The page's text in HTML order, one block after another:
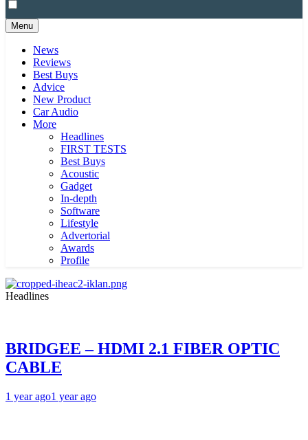
Menu
News
Reviews
Best Buys
Advice
New Product
Car Audio
More
Headlines
FIRST TESTS
Best Buys
Acoustic
Gadget
In-depth
Software
Lifestyle
Advertorial
Awards
Profile
Headlines
BRIDGEE – HDMI 2.1 FIBER OPTIC
CABLE
1 year ago1 year ago